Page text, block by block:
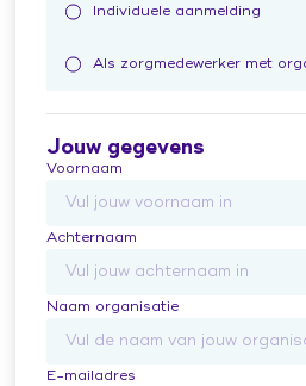
Individuele aanmelding
Als zorgmedewerker met
Jouw gegevens
Voornaam
Achternaam
Naam organisatie
E-mailadres